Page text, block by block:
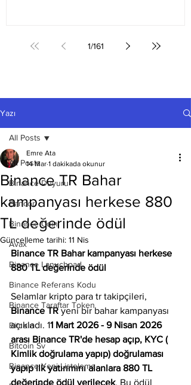
1/161
Yazı
All Posts
Binance Duyuru
Bancor
Binance Coin
Avax
Binance Lanuchpad
Binance Referans Kodu
Binance Taraftar Token
Bitcoin
Bitcoin Sv
Binance Yeni Listeleme
All Posts
Binance TR Bahar
kampanyası herkese 880
TL değerinde ödül
Emre Ata
14 Mar 1 dakikada okunur
Güncelleme tarihi: 11 Nis
Binance TR Bahar kampanyası herkese
880 TL değerinde ödül
Selamlar kripto para tr takipçileri,
Binance TR yeni bir bahar kampanyası
açıkladı. 11 Mart 2026 - 9 Nisan 2026
arası Binance TR'de hesap açıp, KYC (
Kimlik doğrulama yapıp) doğrulaması
yapıp ilk yatırımını alanlara 880 TL
değerinde ödül verilecek. Bu ödül